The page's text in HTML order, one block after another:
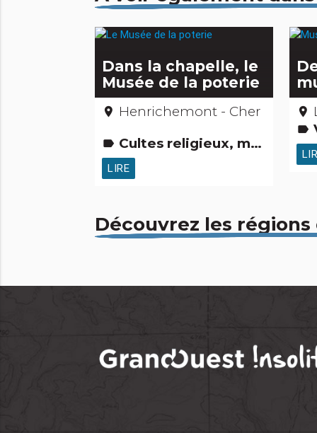
Dans la chapelle, le
Musée de la poterie
place Henrichemont - Cher
label Cultes religieux, mystiques & païens Musées & Collections
LIRE
place
label
Découvrez les